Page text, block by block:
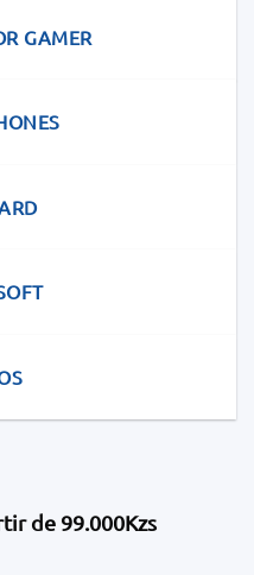
GAMER
de 99.000Kzs